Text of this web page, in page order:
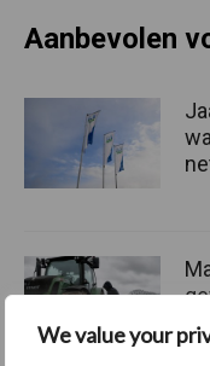
We value your
Aanbevolen